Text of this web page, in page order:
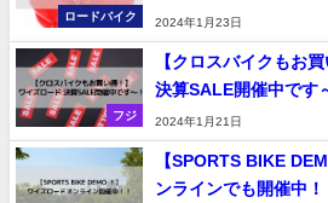
ロードバイク
2024年1月23日
フジ
【クロスバイクもお
決算SALE開催中です
2024年1月21日
【SPORTS BIKE
ンラインでも開催中！